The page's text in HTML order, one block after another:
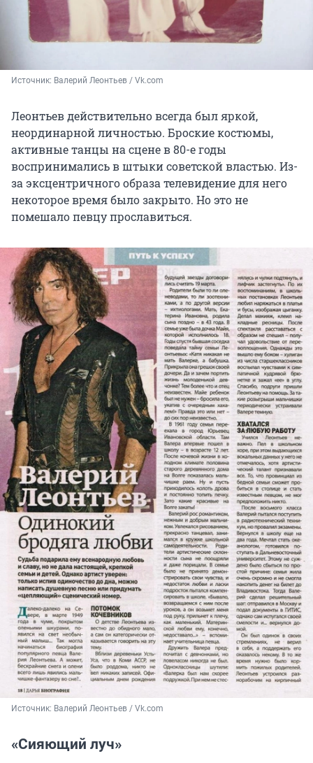
Источник: Валерий Леонтьев / Vk.com
Леонтьев действительно всегда был яркой,
неординарной личностью. Броские костюмы,
активные танцы на сцене в 80-е годы
воспринимались в штыки советской властью. Из-
за эксцентричного образа телевидение для него
некоторое время было закрыто. Но это не
помешало певцу прославиться.
Источник: Валерий Леонтьев / Vk.com
«Сияющий луч»